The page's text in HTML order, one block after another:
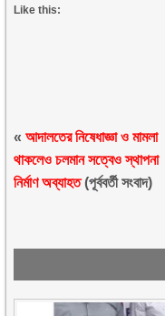
Like this:
«আদালতের নিষেধাজ্ঞা ও মামলা
থাকলেও চলমান সত্বেও স্থাপনা
নির্মাণ অব্যাহত(পূর্ববর্তী সংবাদ)